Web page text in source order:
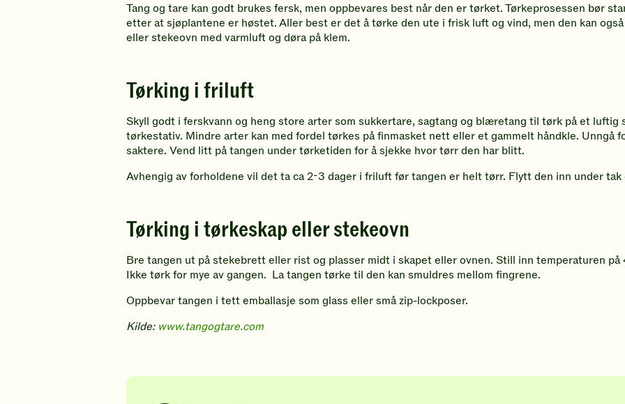
Tang og tare kan godt brukes fersk, men oppbevares best når den er tørket. Tørkeprosessen bør
etter at sjøplantene er høstet. Aller best er det å tørke den ute i frisk luft og vind, men den kan
eller stekeovn med varmluft og døra på klem.
Tørking i friluft
Skyll godt i ferskvann og heng store arter som sukkertare, sagtang og blæretang til tørk på et luftig
tørkestativ. Mindre arter kan med fordel tørkes på finmasket nett eller et gammelt håndkle. Unngå
saktere. Vend litt på tangen under tørketiden for å sjekke hvor tørr den har blitt.
Avhengig av forholdene vil det ta ca 2-3 dager i friluft før tangen er helt tørr. Flytt den inn under tak
Tørking i tørkeskap eller stekeovn
Bre tangen ut på stekebrett eller rist og plasser midt i skapet eller ovnen. Still inn temperaturen
Ikke tørk for mye av gangen. La tangen tørke til den kan smuldres mellom fingrene.
Oppbevar tangen i tett emballasje som glass eller små zip-lockposer.
Kilde: www.tangogtare.com